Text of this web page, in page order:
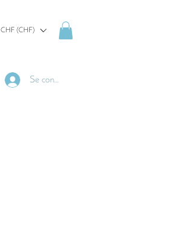
CHF (CHF)
Se connecter